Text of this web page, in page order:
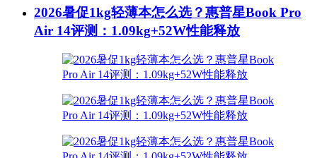
2026暑促1kg轻薄本怎么选？惠普星Book Pro
Air 14评测：1.09kg+52W性能释放